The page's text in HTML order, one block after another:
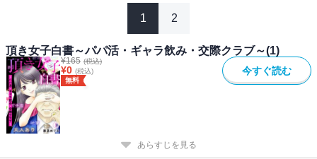
1 2
頂き女子白書～パパ活・ギャラ飲み・交際クラブ～(1)
¥165 (税込)
¥0 (税込)
無料
今すぐ読む
あらすじを見る